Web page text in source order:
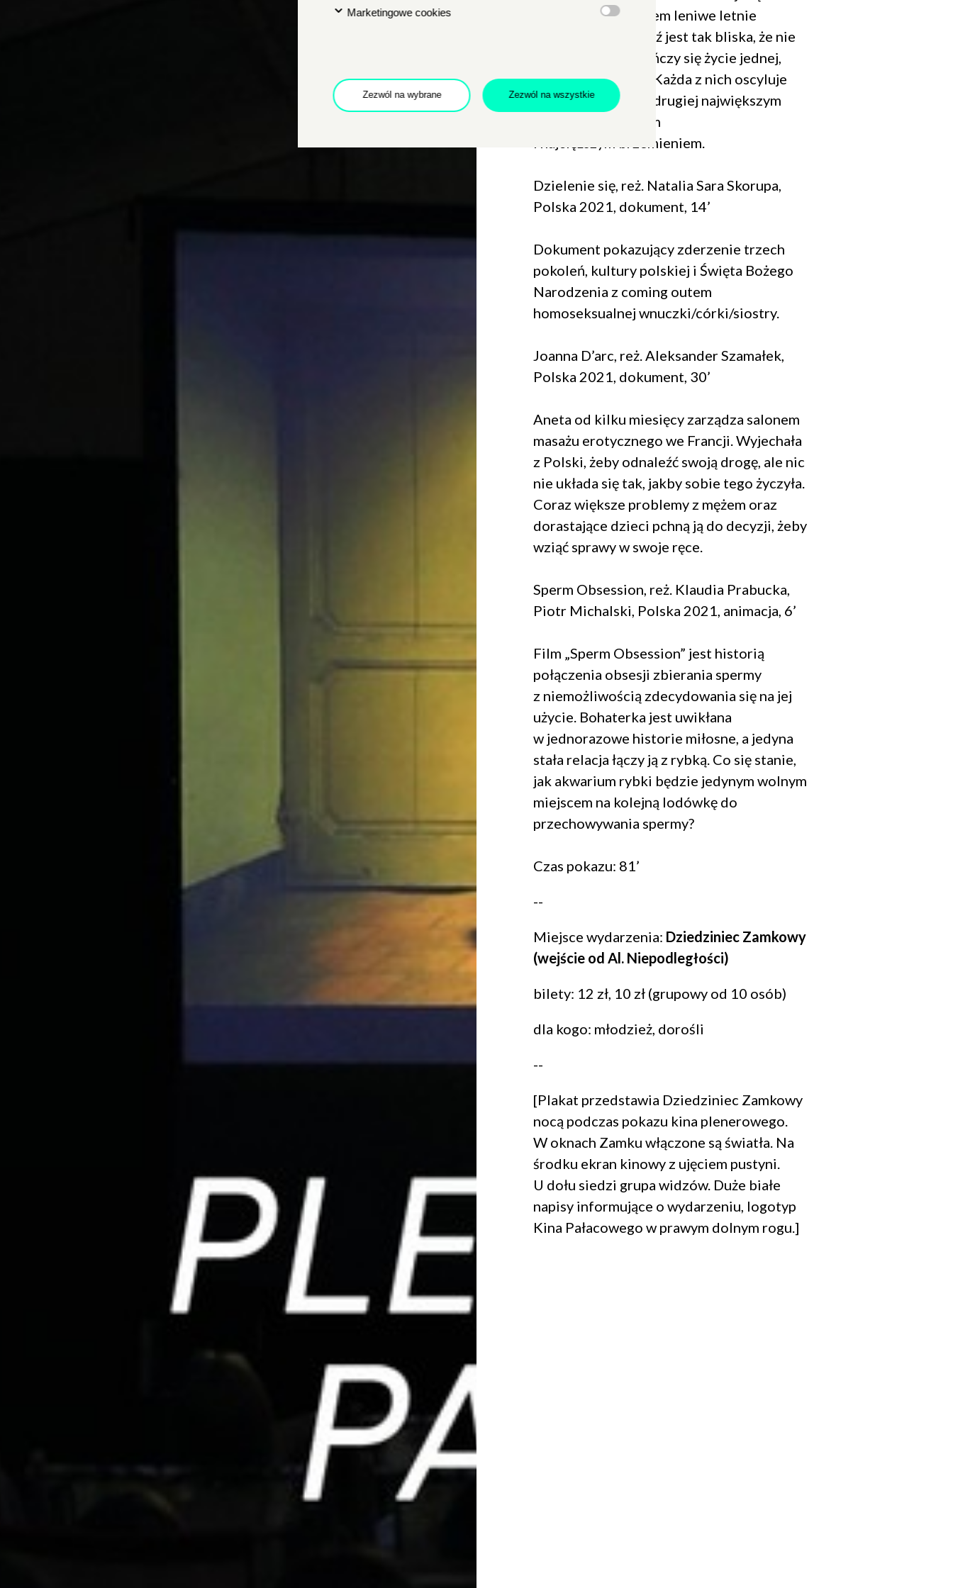
Dołącz do newslettera
POTWIERDŹ ADRES EMAIL
Wyrażam zgodę na przetwarzanie danych osobowych w celu skorzystania z usługi newsletter.
Administratorem danych osobowych jest Centrum Kultury ZAMEK z siedzibą w Poznaniu.
Zapoznałem/am się z informacjami dotyczącymi przetwarzania danych osobowych, które są zawarte
jezioro spędzić razem leniwe letnie
popołudnie. Ich więź jest tak bliska, że nie
wiadomo, gdzie kończy się życie jednej,
a zaczyna drugiej... Każda z nich oscyluje
między byciem dla drugiej największym
błogosławieństwem
i najcięższym brzemieniem.
Dzielenie się, reż. Natalia Sara Skorupa,
Polska 2021, dokument, 14’
Dokument pokazujący zderzenie trzech
pokoleń, kultury polskiej i Święta Bożego
Narodzenia z coming outem
homoseksualnej wnuczki/córki/siostry.
Joanna D’arc, reż. Aleksander Szamałek,
Polska 2021, dokument, 30’
Aneta od kilku miesięcy zarządza salonem
masażu erotycznego we Francji. Wyjechała
z Polski, żeby odnaleźć swoją drogę, ale nic
nie układa się tak, jakby sobie tego życzyła.
Coraz większe problemy z mężem oraz
dorastające dzieci pchną ją do decyzji, żeby
wziąć sprawy w swoje ręce.
Sperm Obsession, reż. Klaudia Prabucka,
Piotr Michalski, Polska 2021, animacja, 6’
Film „Sperm Obsession” jest historią
połączenia obsesji zbierania spermy
z niemożliwością zdecydowania się na jej
użycie. Bohaterka jest uwikłana
w jednorazowe historie miłosne, a jedyna
stała relacja łączy ją z rybką. Co się stanie,
jak akwarium rybki będzie jedynym wolnym
miejscem na kolejną lodówkę do
przechowywania spermy?
Czas pokazu: 81’
--
Miejsce wydarzenia: Dziedziniec Zamkowy
(wejście od Al. Niepodległości)
bilety: 12 zł, 10 zł (grupowy od 10 osób)
dla kogo: młodzież, dorośli
--
[Plakat przedstawia Dziedziniec Zamkowy
nocą podczas pokazu kina plenerowego.
W oknach Zamku włączone są światła. Na
środku ekran kinowy z ujęciem pustyni.
U dołu siedzi grupa widzów. Duże białe
napisy informujące o wydarzeniu, logotyp
Kina Pałacowego w prawym dolnym rogu.]
Marketingowe cookies
Zezwól na wybrane Zezwól na wszystkie